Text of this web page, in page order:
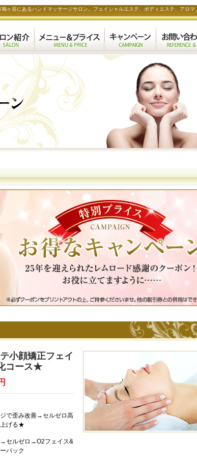
ヶ谷にあるハンドマッサージサロン。フェイシャルエステ、ボディエステ、アロマ
小顔矯正フェイ
コース★
で歪み改善→セルゼロ高
上げる★
セルゼロ→O2フェイス&
バック